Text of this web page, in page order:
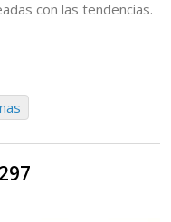
con las tendencias.